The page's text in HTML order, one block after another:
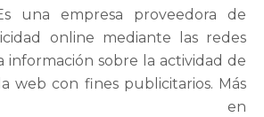
una empresa proveedora de
online mediante las redes
información sobre la actividad de
web con fines publicitarios. Más
en